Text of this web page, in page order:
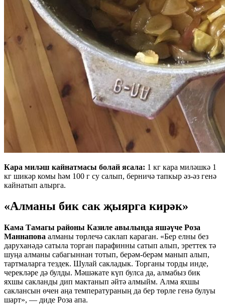
Кара миләш кайнатмасы болай ясала: 1 кг кара миләшкә 1
кг шикәр комы һәм 100 г су салып, берничә тапкыр әз-әз генә
кайнатып алырга.
«Алманы бик сак җыярга кирәк»
Кама Тамагы районы Казиле авылында яшәүче Роза
Маннапова алманы төрлечә саклап караган. «Бер елны без
даруханәдә сатыла торган парафинны сатып алып, эреттек тә
шуңа алманы сабагыннан тотып, берәм-берәм манып алып,
тартмаларга тездек. Шулай сакладык. Торганы торды инде,
черекләре дә булды. Мәшәкате күп булса да, алмабыз бик
яхшы сакланды дип мактанып әйтә алмыйм. Алма яхшы
саклансын өчен аңа температураның да бер төрле генә булуы
шарт», — диде Роза апа.